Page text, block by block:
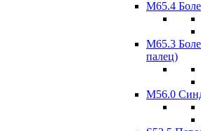
M65.4
М65.3
палец)
M56.0